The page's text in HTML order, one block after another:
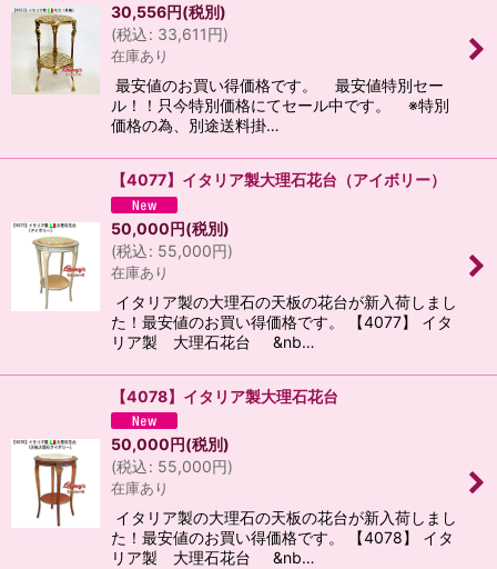
30,556円(税別)
(税込: 33,611円)
在庫あり
最安値のお買い得価格です。 最安値特別セー
ル！！只今特別価格にてセール中です。 ※特別
価格の為、別途送料掛…
【4077】イタリア製大理石花台（アイボリー）
50,000円(税別)
(税込: 55,000円)
在庫あり
イタリア製の大理石の天板の花台が新入荷しまし
た！最安値のお買い得価格です。 【4077】 イタ
リア製 大理石花台 &nb…
【4078】イタリア製大理石花台
50,000 円(税別)
(税込: 55,000円)
在庫あり
イタリア製の大理石の天板の花台が新入荷しまし
た！最安値のお買い得価格です。 【4078】 イタ
リア製 大理石花台 &nb…